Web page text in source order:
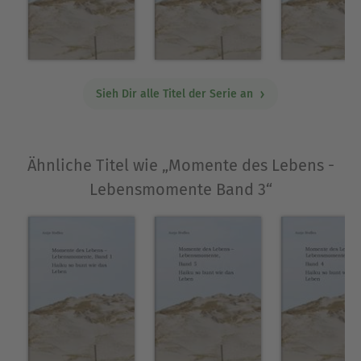
zukommen.
Sieh Dir alle Titel der Serie an
Ähnliche Titel wie „Momente des Lebens -
Lebensmomente Band 3“